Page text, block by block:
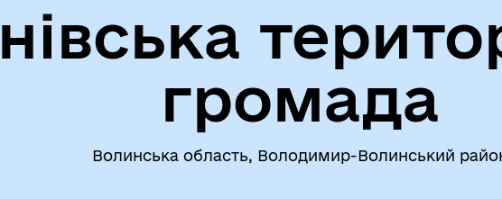
громада
Волинська область, Володимир-Волинський